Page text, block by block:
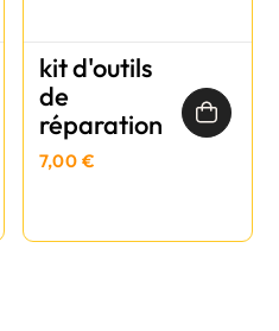
kit d'outils
de
réparation
7,00 €